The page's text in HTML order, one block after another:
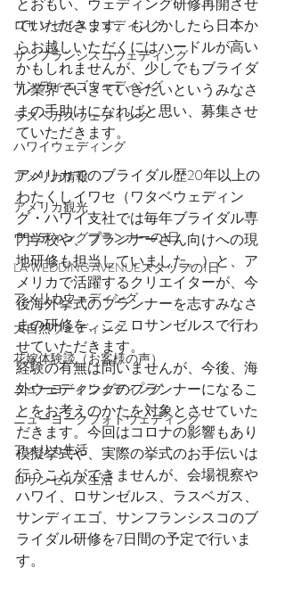
ロサンゼルスウェディング
サンフランシスコウェディング
サンディエゴウェディング
ラスベガスウェディング
ハワイウェディング
アメリカ情報
アメリカ観光
ウェディングプランナーの1日
LA WEDDING AVENUEスタッフの1日
アメリカウェディング
大自然ウェディング
花嫁体験談（お客様の声）
ニューヨークウェディング
ニューヨークフォトウェディング
アメリカ生活
ロサンゼルス生活
ていただきます。もしかしたら日本か
らお越しいただくにはハードルが高い
かもしれませんが、少しでもブライダ
ル業界でいきていきたいというみなさ
まの手助けになればと思い、募集させ
ていただきます。
アメリカでのブライダル歴20年以上の
わたくしイワセ（ワタベウェディン
グ・ハワイ支社では毎年ブライダル専
門学校や、プランナーさん向けへの現
地研修も担当していました。）と、ア
メリカで活躍するクリエイターが、今
後海外挙式のプランナーを志すみなさ
まの研修を、ここロサンゼルスで行わ
せていただきます。
経験の有無は問いませんが、今後、海
外ウェディングのプランナーになるこ
とをお考えのかたを対象とさせていた
だきます。今回はコロナの影響もあり
模擬挙式や、実際の挙式のお手伝いは
行うことができませんが、会場視察や
ハワイ、ロサンゼルス、ラスベガス、
サンディエゴ、サンフランシスコのブ
ライダル研修を7日間の予定で行いま
す。